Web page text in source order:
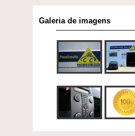
Galeria de imagens